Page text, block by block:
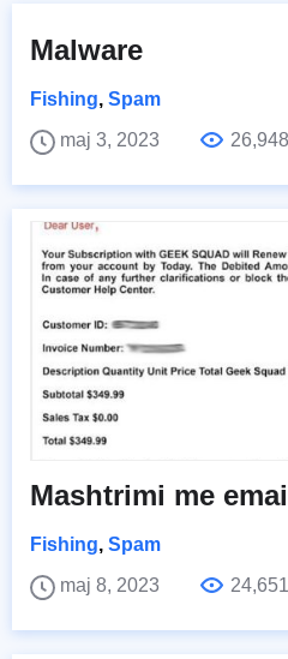
Malware
Fishing, Spam
maj 3, 2023
26,948
Mashtrimi me
Fishing, Spam
maj 8, 2023
24,651